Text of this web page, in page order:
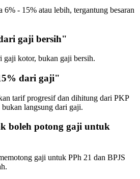
6% - 15% atau lebih, tergantung besaran
gaji bersih"
gaji kotor, bukan gaji bersih.
dari gaji"
tarif progresif dan dihitung dari PKP
langsung dari gaji.
boleh potong gaji untuk
gaji untuk PPh 21 dan BPJS